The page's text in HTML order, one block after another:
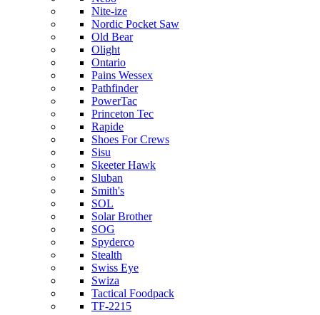
Nite-ize
Nordic Pocket Saw
Old Bear
Olight
Ontario
Pains Wessex
Pathfinder
PowerTac
Princeton Tec
Rapide
Shoes For Crews
Sisu
Skeeter Hawk
Sluban
Smith's
SOL
Solar Brother
SOG
Spyderco
Stealth
Swiss Eye
Swiza
Tactical Foodpack
TF-2215